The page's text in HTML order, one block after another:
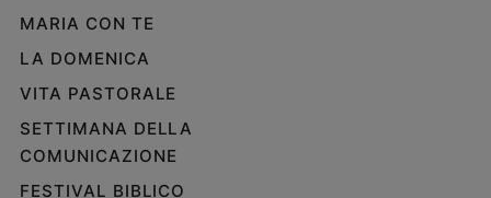
Foto
Podcast
Privacy
MARIA CON TE
LA DOMENICA
VITA PASTORALE
SETTIMANA DELLA
COMUNICAZIONE
FESTIVAL BIBLICO